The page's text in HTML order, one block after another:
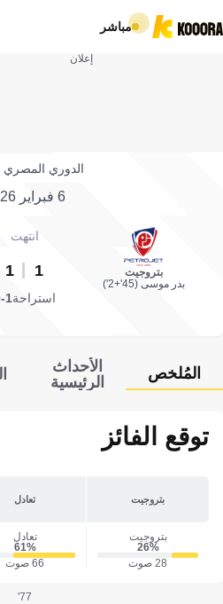
مباشر
إعلان
الدوري المصري
6 فبراير 2026
بتروجيت
بدر موسى (45'+2')
انتهت
1
1
استراحة0
المُلخص
الأحداث
الرئيسية
توقع الفائز
بتروجيت تعادل
بتروجيت
26‎%‎
28 صوت
تعادل
61‎%‎
66 صوت
77'